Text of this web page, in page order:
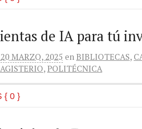
de IA para tú
20 MARZO, 2025 enBIBLIOTECAS,
,POLITÉCNICA
{ 0 }